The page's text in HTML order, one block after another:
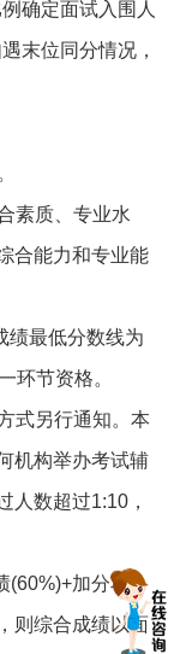
确定面试入围人
末位同分情况，
素质、专业水
合能力和专业能
绩最低分数线为
环节资格。
式另行通知。本
机构举办考试辅
人数超过1:10，
(60%)+加分项，
则综合成绩以面